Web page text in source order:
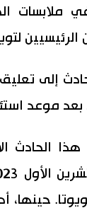
ملابسات
الرئيسيين
موعد
الحادث